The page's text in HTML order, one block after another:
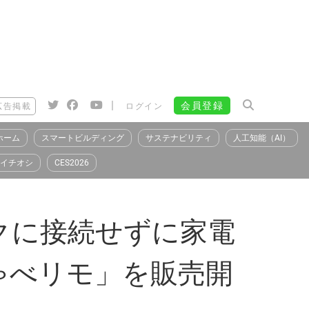
告掲載 | ログイン 会員登録
ーム スマートビルディング サステナビリティ 人工知能（AI）
イチオシ CES2026
接続せずに家電
リモ」を販売開